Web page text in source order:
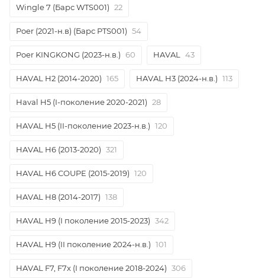
Wingle 7 (Барс WTS001) 22
Poer (2021-н.в) (Барс PTS001) 54
Poer KINGKONG (2023-н.в.) 60 HAVAL 43
HAVAL H2 (2014-2020) 165 HAVAL H3 (2024-н.в.) 113
Haval H5 (I-поколение 2020-2021) 28
HAVAL H5 (II-поколение 2023-н.в.) 120
HAVAL H6 (2013-2020) 321
HAVAL H6 COUPE (2015-2019) 120
HAVAL H8 (2014-2017) 138
HAVAL H9 (I поколение 2015-2023) 342
HAVAL H9 (II поколение 2024-н.в.) 101
HAVAL F7, F7x (I поколение 2018-2024) 306